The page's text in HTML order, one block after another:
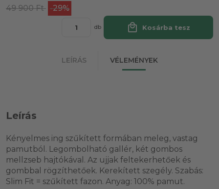
49 900 Ft -29%
db local_mall Kosárba tesz
LEÍRÁS VÉLEMÉNYEK
Leírás
Kényelmes ing szűkített formában meleg, vastag
pamutból. Legombolható gallér, két gombos
mellzseb hajtókával. Az ujjak feltekerhetőek és
gombbal rögzíthetőek. Kerekített szegély. Szabás:
Slim Fit = szűkített fazon. Anyag: 100% pamut.